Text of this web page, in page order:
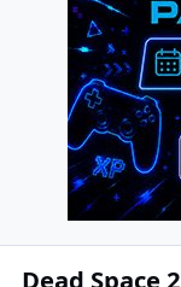
Dead Space 2